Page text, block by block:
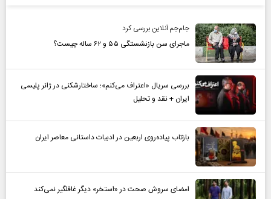
جام‌جم آنلاین بررسی کرد
ماجرای سن بازنشستگی ۵۵ و ۶۲ ساله چیست؟
بررسی سریال «اعتراف می‌کنم»؛ ساختارشکنی در ژانر پلیسی
ایران + نقد و تحلیل
بازتاب پیاده‌روی اربعین در ادبیات داستانی معاصر ایران
امضای سروش صحت در «استخر» دیگر غافلگیر نمی‌کند